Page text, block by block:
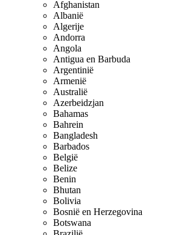
Afghanistan
Albanië
Algerije
Andorra
Angola
Antigua en Barbuda
Argentinië
Armenië
Australië
Azerbeidzjan
Bahamas
Bahrein
Bangladesh
Barbados
België
Belize
Benin
Bhutan
Bolivia
Bosnië en Herzegovina
Botswana